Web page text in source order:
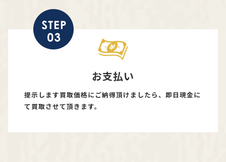
お支払い
提示します買取価格にご納得頂けましたら、即日現金に
て買取させて頂きます。